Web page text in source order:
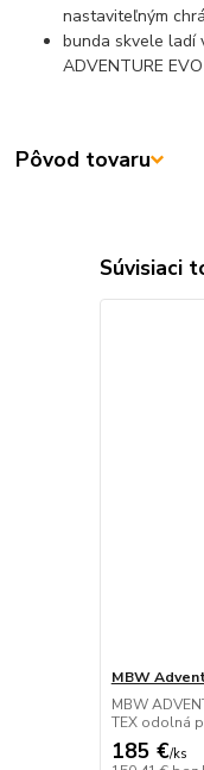
nastaviteľným
bunda skvele ladí
ADVENTURE
Pôvod tovaru
Súvisiaci
MBW
MBW
TEX odolná
185 €/ks